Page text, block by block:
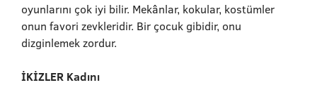
oyunlarını çok iyi bilir. Mekânlar, kokular, kostümler
onun favori zevkleridir. Bir çocuk gibidir, onu
dizginlemek zordur.
İKİZLER Kadını